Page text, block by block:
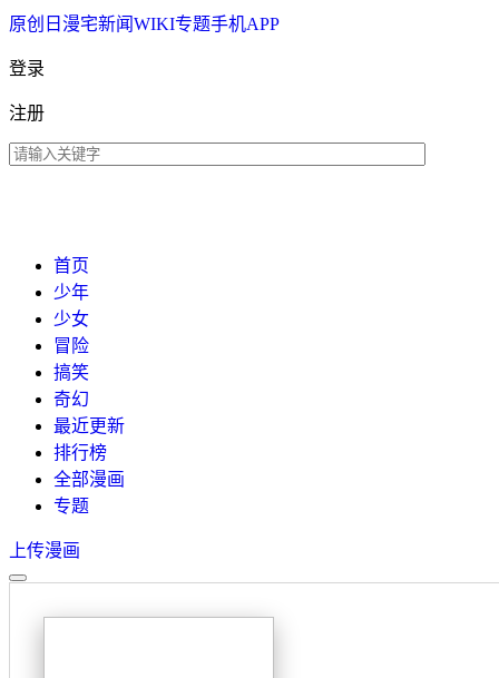
原创 日漫宅新闻WIKI专题手机APP
登录
注册
首页
少年
少女
冒险
搞笑
奇幻
最近更新
排行榜
全部漫画
专题
上传漫画